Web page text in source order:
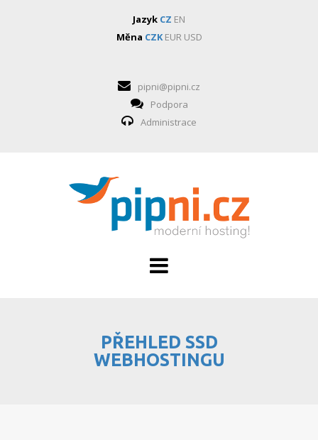
Jazyk CZ EN
Měna CZK EUR USD
pipni@pipni.cz
Podpora
Administrace
PŘEHLED WEBHOSTINGU
PŘEHLED SSD
WEBHOSTINGU